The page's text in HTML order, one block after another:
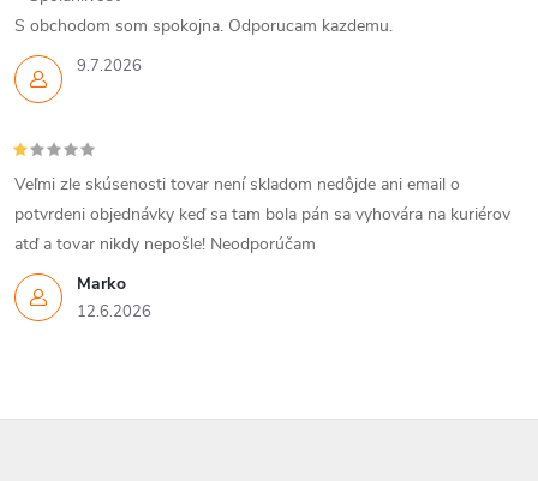
9.7.2026
S obchodom som spokojna. Odporucam kazdemu.
Marko
12.6.2026
Veľmi zle skúsenosti tovar není skladom nedôjde ani email o
potvrdeni objednávky keď sa tam bola pán sa vyhovára na kuriérov
atď a tovar nikdy nepošle! Neodporúčam